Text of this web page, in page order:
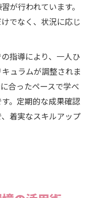
が行われています。
でなく、状況に応じ
指導により、一人ひ
ュラムが調整されま
合ったペースで学べ
。定期的な成果確認
着実なスキルアップ